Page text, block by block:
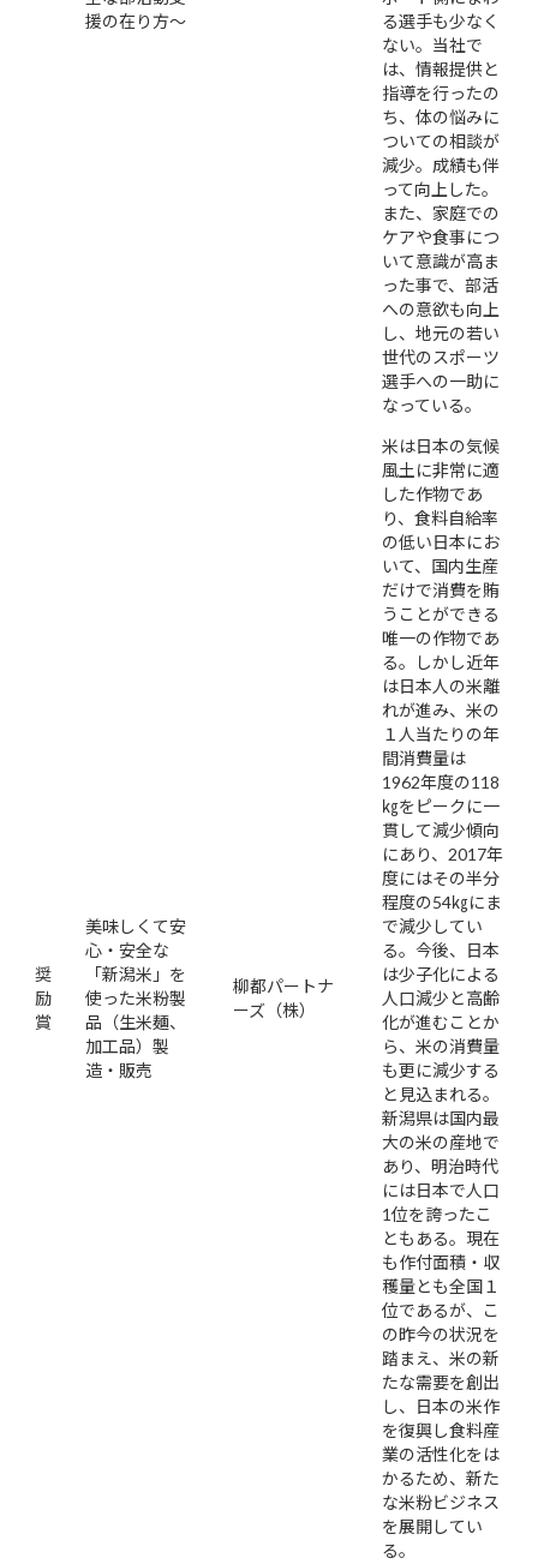
援の在り方～
る選手も少なく
ない。当社で
は、情報提供と
指導を行ったの
ち、体の悩みに
ついての相談が
減少。成績も伴
って向上した。
また、家庭での
ケアや食事につ
いて意識が高ま
った事で、部活
への意欲も向上
し、地元の若い
世代のスポーツ
選手への一助に
なっている。
奨
励
賞
美味しくて安
心・安全な
「新潟米」を
使った米粉製
品（生米麺、
加工品）製
造・販売
柳都パートナ
ーズ（株）
米は日本の気候
風土に非常に適
した作物であ
り、食料自給率
の低い日本にお
いて、国内生産
だけで消費を賄
うことができる
唯一の作物であ
る。しかし近年
は日本人の米離
れが進み、米の
１人当たりの年
間消費量は
1962年度の118
㎏をピークに一
貫して減少傾向
にあり、2017年
度にはその半分
程度の54㎏にま
で減少してい
る。今後、日本
は少子化による
人口減少と高齢
化が進むことか
ら、米の消費量
も更に減少する
と見込まれる。
新潟県は国内最
大の米の産地で
あり、明治時代
には日本で人口
1位を誇ったこ
ともある。現在
も作付面積・収
穫量とも全国１
位であるが、こ
の昨今の状況を
踏まえ、米の新
たな需要を創出
し、日本の米作
を復興し食料産
業の活性化をは
かるため、新た
な米粉ビジネス
を展開してい
る。